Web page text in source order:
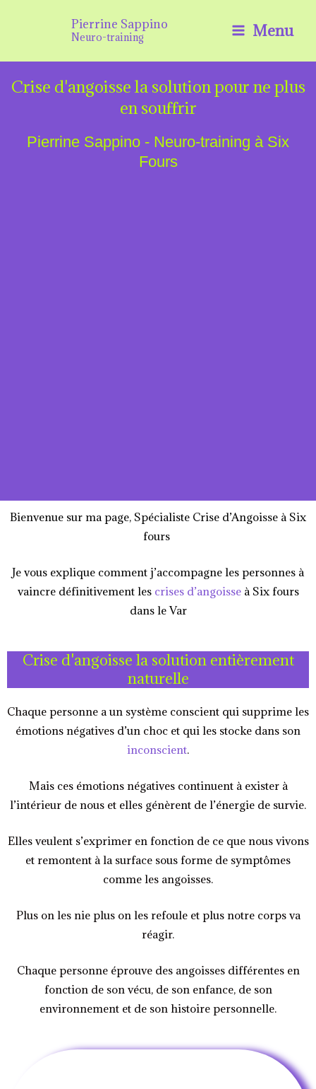
Pierrine Sappino
Neuro-training Menu
Crise d'angoisse la solution pour ne plus
en souffrir
Pierrine Sappino - Neuro-training à Six
Fours
Bienvenue sur ma page, Spécialiste Crise d’Angoisse à Six
fours
Je vous explique comment j’accompagne les personnes à
vaincre définitivement les crises d’angoisseà Six fours
dans le Var
Crise d'angoisse la solution entièrement
naturelle
Chaque personne a un système conscient qui supprime les
émotions négatives d’un choc et qui les stocke dans son
inconscient.
Mais ces émotions négatives continuent à exister à
l’intérieur de nous et elles génèrent de l’énergie de survie.
Elles veulent s’exprimer en fonction de ce que nous vivons
et remontent à la surface sous forme de symptômes
comme les angoisses.
Plus on les nie plus on les refoule et plus notre corps va
réagir.
Chaque personne éprouve des angoisses différentes en
fonction de son vécu, de son enfance, de son
environnement et de son histoire personnelle.